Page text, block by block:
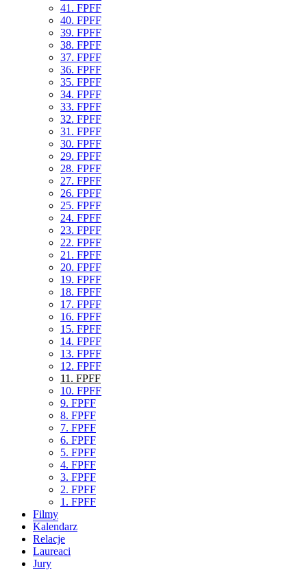
41. FPFF
40. FPFF
39. FPFF
38. FPFF
37. FPFF
36. FPFF
35. FPFF
34. FPFF
33. FPFF
32. FPFF
31. FPFF
30. FPFF
29. FPFF
28. FPFF
27. FPFF
26. FPFF
25. FPFF
24. FPFF
23. FPFF
22. FPFF
21. FPFF
20. FPFF
19. FPFF
18. FPFF
17. FPFF
16. FPFF
15. FPFF
14. FPFF
13. FPFF
12. FPFF
11. FPFF
10. FPFF
9. FPFF
8. FPFF
7. FPFF
6. FPFF
5. FPFF
4. FPFF
3. FPFF
2. FPFF
1. FPFF
Filmy
Kalendarz
Relacje
Laureaci
Jury